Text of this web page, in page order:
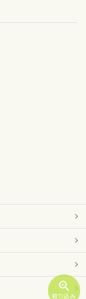
zoom_in
絞り込み